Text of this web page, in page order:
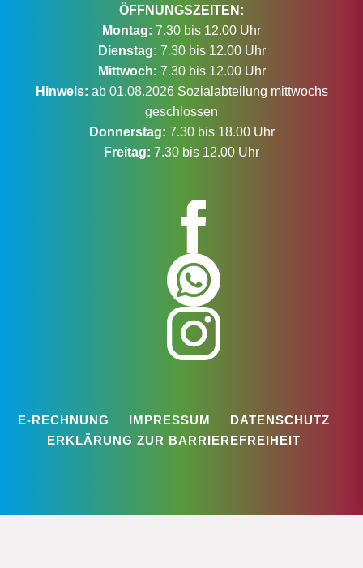
ÖFFNUNGSZEITEN:
Montag: 7.30 bis 12.00 Uhr
Dienstag: 7.30 bis 12.00 Uhr
Mittwoch: 7.30 bis 12.00 Uhr
Hinweis: ab 01.08.2026 Sozialabteilung mittwochs
geschlossen
Donnerstag: 7.30 bis 18.00 Uhr
Freitag: 7.30 bis 12.00 Uhr
E-RECHNUNG IMPRESSUM
DATENSCHUTZ
ERKLÄRUNG ZUR BARRIEREFREIHEIT